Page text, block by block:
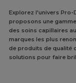
Explorez l'univers Pro-
proposons une
des soins capillaires
marques les plus
de produits de qualité
solutions pour faire